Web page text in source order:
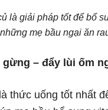
là giải pháp tốt để bổ
những mẹ bầu ngại ăn
– đẩy lùi ốm
thức uống tốt nhất